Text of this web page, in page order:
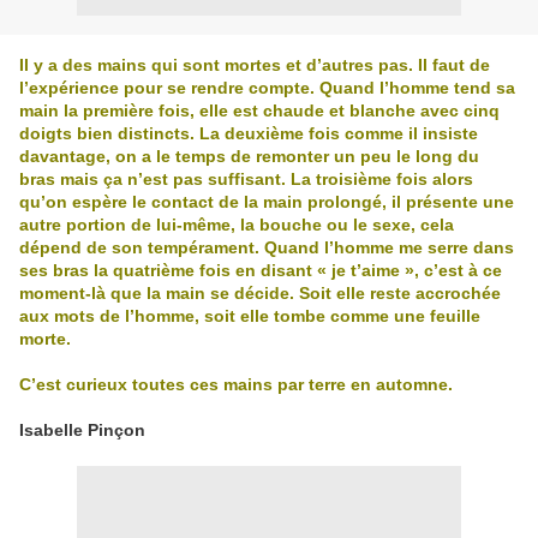
Il y a des mains qui sont mortes et d’autres pas. Il faut de
l’expérience pour se rendre compte. Quand l’homme tend sa
main la première fois, elle est chaude et blanche avec cinq
doigts bien distincts. La deuxième fois comme il insiste
davantage, on a le temps de remonter un peu le long du
bras mais ça n’est pas suffisant. La troisième fois alors
qu’on espère le contact de la main prolongé, il présente une
autre portion de lui-même, la bouche ou le sexe, cela
dépend de son tempérament. Quand l’homme me serre dans
ses bras la quatrième fois en disant « je t’aime », c’est à ce
moment-là que la main se décide. Soit elle reste accrochée
aux mots de l’homme, soit elle tombe comme une feuille
morte.
C’est curieux toutes ces mains par terre en automne.
Isabelle Pinçon